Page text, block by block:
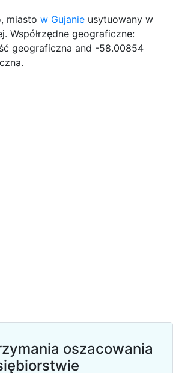
miasto w Gujanie usytuowany w
Współrzędne geograficzne:
geograficzna and -58.00854
oszacowania